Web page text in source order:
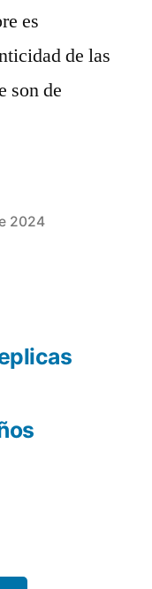
es
de las
son de
2024